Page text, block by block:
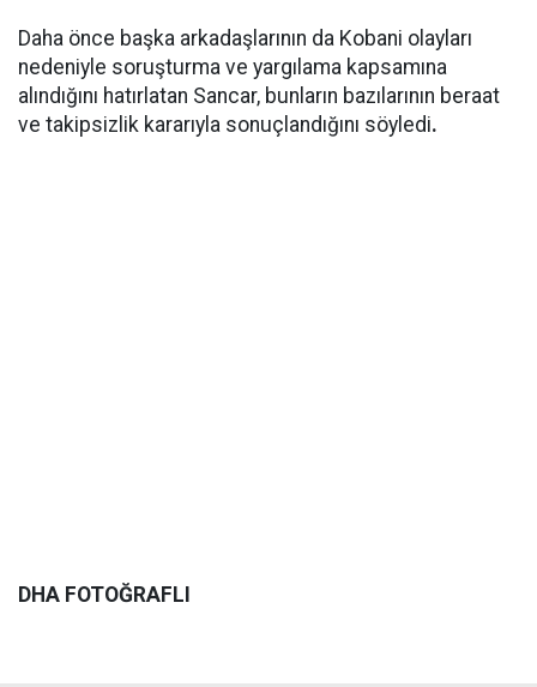
Daha önce başka arkadaşlarının da Kobani olayları
nedeniyle soruşturma ve yargılama kapsamına
alındığını hatırlatan Sancar, bunların bazılarının beraat
ve takipsizlik kararıyla sonuçlandığını söyledi.
DHA FOTOĞRAFLI